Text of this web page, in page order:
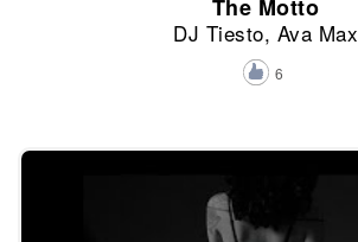
The Motto
DJ Tiesto, Ava Max
6